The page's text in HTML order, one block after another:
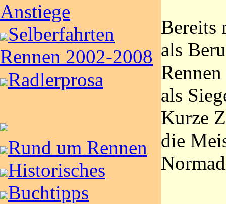
Anstiege
Selberfahrten
Rennen 2002-2008
Radlerprosa
Rund um Rennen
Historisches
Buchtipps
Bereits
als
als
Kurze
die